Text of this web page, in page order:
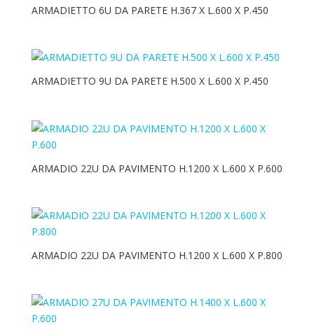
ARMADIETTO 6U DA PARETE H.367 X L.600 X P.450
ARMADIETTO 9U DA PARETE H.500 X L.600 X P.450
ARMADIO 22U DA PAVIMENTO H.1200 X L.600 X P.600
ARMADIO 22U DA PAVIMENTO H.1200 X L.600 X P.800